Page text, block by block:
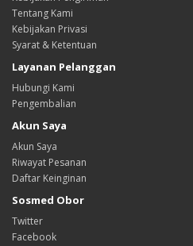
Tentang Kami
Kebijakan Privasi
Syarat & Ketentuan
Layanan Pelanggan
Hubungi Kami
Pengembalian
Akun Saya
Akun Saya
Riwayat Pesanan
Daftar Keinginan
Sosmed Obor
Twitter
Facebook